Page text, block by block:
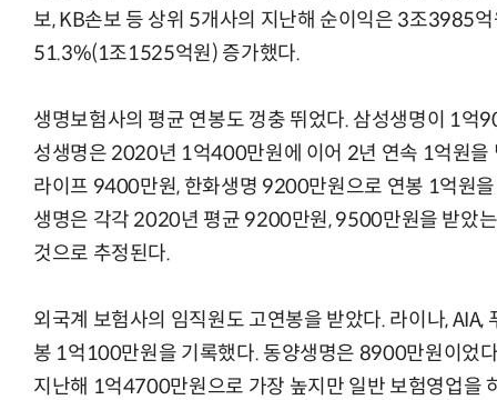
보, KB손보 등 상위 5개사의 지난해 순이익은 3조3985
51.3%(1조1525억원) 증가했다.
생명보험사의 평균 연봉도 껑충 뛰었다. 삼성생명이 1억
성생명은 2020년 1억400만원에 이어 2년 연속 1억원을
라이프 9400만원, 한화생명 9200만원으로 연봉 1억원
생명은 각각 2020년 평균 9200만원, 9500만원을 받았
것으로 추정된다.
외국계 보험사의 임직원도 고연봉을 받았다. 라이나,
봉 1억100만원을 기록했다. 동양생명은 8900만원이었
지난해 1억4700만원으로 가장 높지만 일반 보험영업을